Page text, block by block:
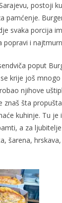
postoji
pamćenje.
svaka porcija
popravi i
poput
krije još mnogo
njihove
znaš šta
kuhinje. Tu je
a za
šarena,